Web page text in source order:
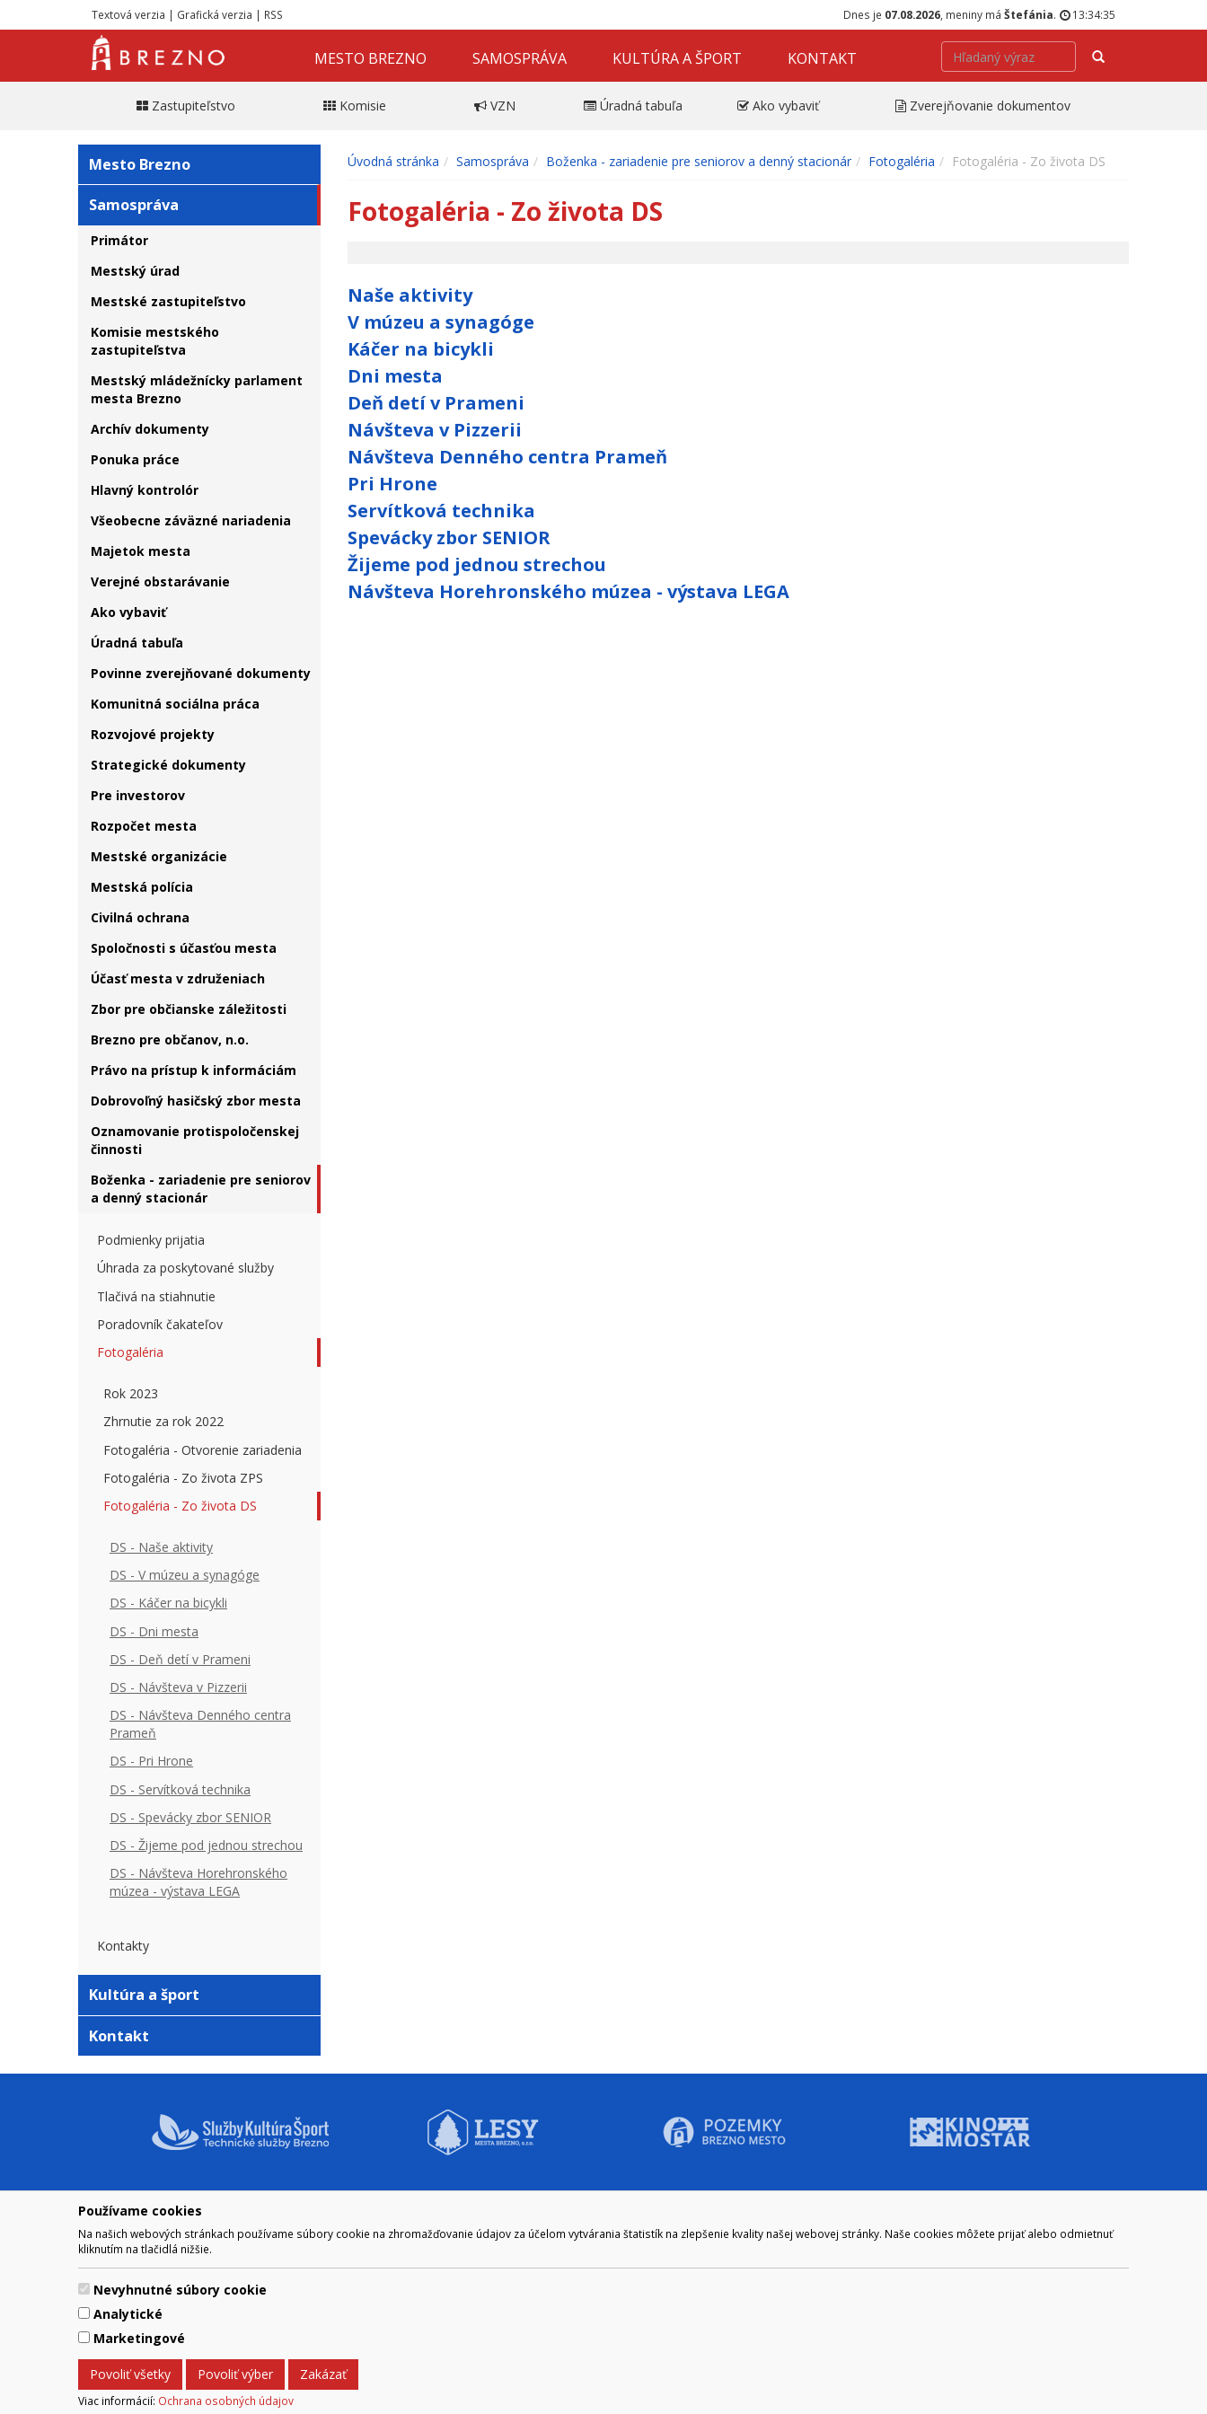
Používame cookies
Na našich webových stránkach používame súbory cookie na zhromažďovanie údajov za účelom vytvárania štatistík na zlepšenie kvality našej webovej stránky. Naše cookies môžete prijať alebo odmietnuť
kliknutím na tlačidlá nižšie.
Nevyhnutné súbory cookie
Analytické
Marketingové
Povoliť všetky Povoliť výber Zakázať
Viac informácií: Ochrana osobných údajov
Textová verzia | Grafická verzia | RSS Dnes je 07.08.2026 , meniny má Štefánia. 13:34:35
MESTO BREZNO SAMOSPRÁVA KULTÚRA A ŠPORT KONTAKT Hľadať
Zastupiteľstvo Komisie VZN Úradná tabuľa Ako vybaviť Zverejňovanie dokumentov
Mesto Brezno
Samospráva
Primátor
Mestský úrad
Mestské zastupiteľstvo
Komisie mestského
zastupiteľstva
Mestský mládežnícky parlament
mesta Brezno
Archív dokumenty
Ponuka práce
Hlavný kontrolór
Všeobecne záväzné nariadenia
Majetok mesta
Verejné obstarávanie
Ako vybaviť
Úradná tabuľa
Povinne zverejňované dokumenty
Komunitná sociálna práca
Rozvojové projekty
Strategické dokumenty
Pre investorov
Rozpočet mesta
Mestské organizácie
Mestská polícia
Civilná ochrana
Spoločnosti s účasťou mesta
Účasť mesta v združeniach
Zbor pre občianske záležitosti
Brezno pre občanov, n.o.
Právo na prístup k informáciám
Dobrovoľný hasičský zbor mesta
Oznamovanie protispoločenskej
činnosti
Boženka - zariadenie pre seniorov
a denný stacionár
Podmienky prijatia
Úhrada za poskytované služby
Tlačivá na stiahnutie
Poradovník čakateľov
Fotogaléria
Rok 2023
Zhrnutie za rok 2022
Fotogaléria - Otvorenie zariadenia
Fotogaléria - Zo života ZPS
Fotogaléria - Zo života DS
DS - Naše aktivity
DS - V múzeu a synagóge
DS - Káčer na bicykli
DS - Dni mesta
DS - Deň detí v Prameni
DS - Návšteva v Pizzerii
DS - Návšteva Denného centra
Prameň
DS - Pri Hrone
DS - Servítková technika
DS - Spevácky zbor SENIOR
DS - Žijeme pod jednou strechou
DS - Návšteva Horehronského
múzea - výstava LEGA
Kontakty
Kultúra a šport
Kontakt
Úvodná stránka Samospráva Boženka - zariadenie pre seniorov a denný stacionár Fotogaléria Fotogaléria - Zo života DS
Fotogaléria - Zo života DS
Naše aktivity
V múzeu a synagóge
Káčer na bicykli
Dni mesta
Deň detí v Prameni
Návšteva v Pizzerii
Návšteva Denného centra Prameň
Pri Hrone
Servítková technika
Spevácky zbor SENIOR
Žijeme pod jednou strechou
Návšteva Horehronského múzea - výstava LEGA
NAVIGÁCIA
Mesto Brezno
Samospráva
Kultúra a šport
OTVÁRACIE HODINY:
Pre zobrazenie kliknite tu:
KONTAKT
048/28 56 301, 048/28 56 302
Mestský úrad Brezno
© 2017 Mesto Brezno, Námestie gen. M. R. Štefánika 1, Brezno 977 01 Tel.: 048/28 56 301, 048/28 56 302 Email:
Za obsah zodpovedá Mesto Brezno. Technický prevádzkovateľ: Arrabella, s.r.o. , Pod Donátom 12/136 Žiar nad Hronom 965 01 podpora@internetova-stranka.sk